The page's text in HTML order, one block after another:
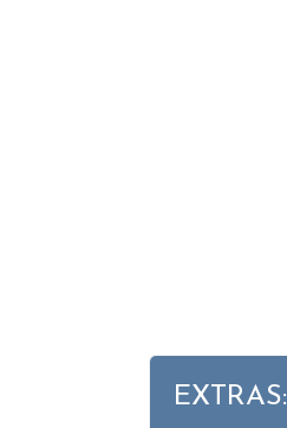
EXTRAS: